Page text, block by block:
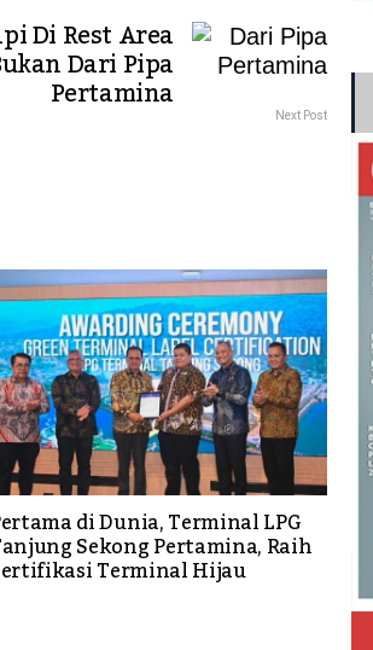
Di Rest Area
Dari Pipa
Pertamina Next Post
di Dunia, Terminal LPG
Sekong Pertamina, Raih
Terminal Hijau